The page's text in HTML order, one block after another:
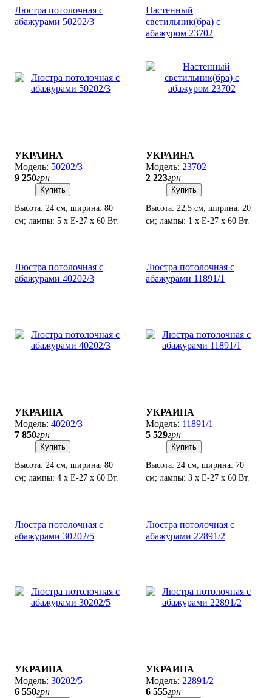
Люстра потолочная с
абажурами 50202/3
УКРАИНА
50202/3
9 250грн
Купить
Высота: 24 см; ширина: 80
см; лампы: 5 х Е-27 х 60 Вт.
Настенный
светильник(бра) с
абажуром 23702
УКРАИНА
23702
2 223грн
Купить
Высота: 22,5 см; ширина: 20
см; лампы: 1 х Е-27 х 60 Вт.
Люстра потолочная с
абажурами 40202/3
УКРАИНА
40202/3
7 850грн
Купить
Высота: 24 см; ширина: 80
см; лампы: 4 х Е-27 х 60 Вт.
Люстра потолочная с
абажурами 11891/1
УКРАИНА
11891/1
5 529грн
Купить
Высота: 24 см; ширина: 70
см; лампы: 3 х Е-27 х 60 Вт.
Люстра потолочная с
абажурами 30202/5
УКРАИНА
30202/5
6 550грн
Люстра потолочная с
абажурами 22891/2
УКРАИНА
22891/2
6 555грн